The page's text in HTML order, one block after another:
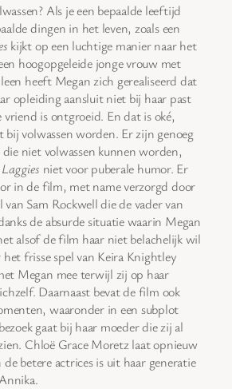
Als je een bepaalde leeftijd
dingen in het leven, zoals een
kijkt op een luchtige manier naar het
hoogopgeleide jonge vrouw met
heeft Megan zich gerealiseerd dat
opleiding aansluit niet bij haar past
vriend is ontgroeid. En dat is oké,
volwassen worden. Er zijn genoeg
niet volwassen kunnen worden,
Laggies niet voor puberale humor. Er
in de film, met name verzorgd door
Sam Rockwell die de vader van
de absurde situatie waarin Megan
alsof de film haar niet belachelijk wil
frisse spel van Keira Knightley
Megan mee terwijl zij op haar
Daarnaast bevat de film ook
waaronder in een subplot
gaat bij haar moeder die zij al
Chloë Grace Moretz laat opnieuw
betere actrices is uit haar generatie